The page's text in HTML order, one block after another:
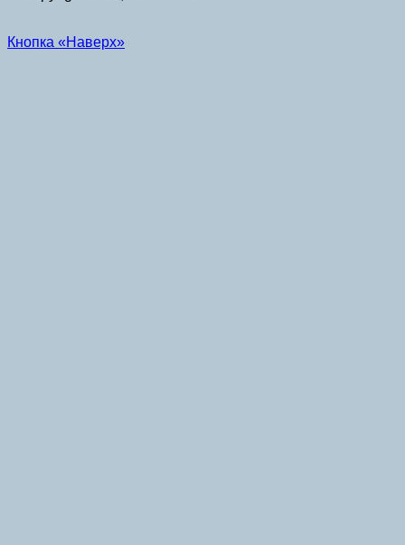
Кнопка «Наверх»